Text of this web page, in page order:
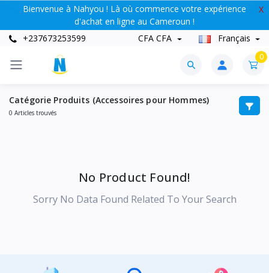
Bienvenue à Nahyou ! Là où commence votre expérience
d'achat en ligne au Cameroun !
X
+237673253599 CFA CFA Français
0
Catégorie Produits (Accessoires pour Hommes)
0 Articles trouvés
No Product Found!
Sorry No Data Found Related To Your Search